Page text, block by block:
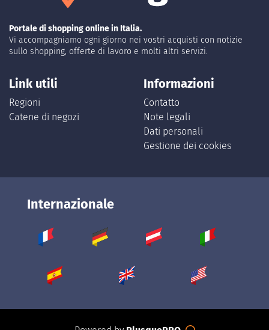
Portale di shopping online in Italia.
Vi accompagniamo ogni giorno nei vostri acquisti con notizie
sullo shopping, offerte di lavoro e molti altri servizi.
Link utili
Regioni
Catene di negozi
Informazioni
Contatto
Note legali
Dati personali
Gestione dei cookies
Internazionale